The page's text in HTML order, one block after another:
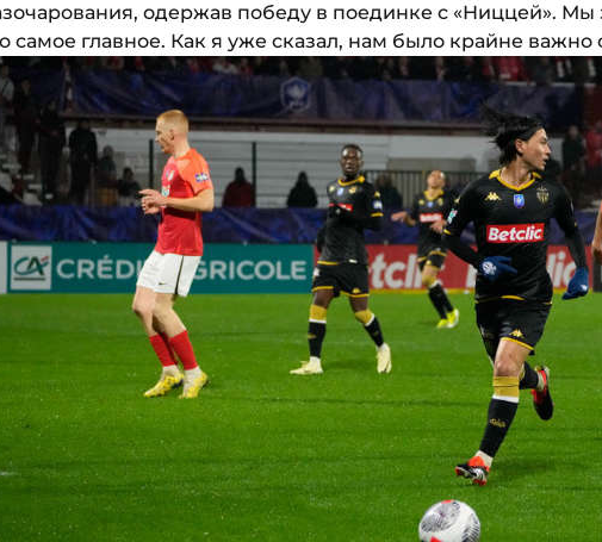
одержав победу в поединке с «Ниццей». Мы
самое главное. Как я уже сказал, нам было крайне важно